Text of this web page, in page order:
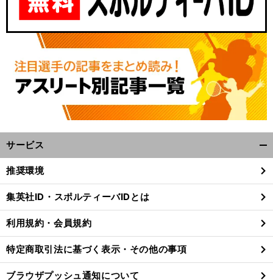
サービス
閉
る
推奨環境
集英社ID・スポルティーバIDとは
利用規約・会員規約
特定商取引法に基づく表示・その他の事項
ブラウザプッシュ通知について